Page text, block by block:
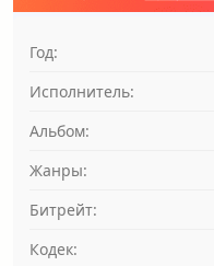
Год:
Исполнитель:
Альбом:
Жанры:
Битрейт:
Кодек: